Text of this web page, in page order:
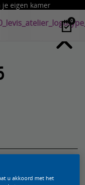
eigen kamer
0
in deze kleur
u akkoord met het